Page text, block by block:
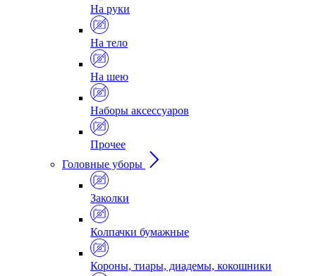
На руки
На тело
На шею
Наборы аксессуаров
Прочее
Головные уборы
Заколки
Колпачки бумажные
Короны, тиары, диадемы, кокошники